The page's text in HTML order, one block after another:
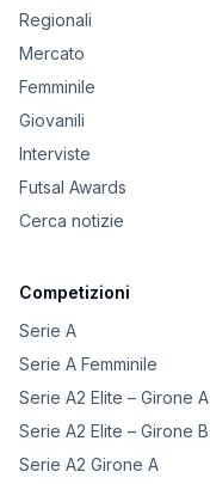
Regionali
Mercato
Femminile
Giovanili
Interviste
Futsal Awards
Cerca notizie
Competizioni
Serie A
Serie A Femminile
Serie A2 Elite – Girone A
Serie A2 Elite – Girone B
Serie A2 Girone A